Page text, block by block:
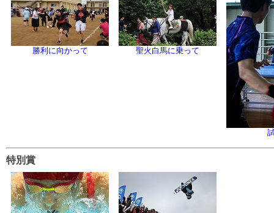
勝利に向かって 聖火白馬に乗って
特別賞